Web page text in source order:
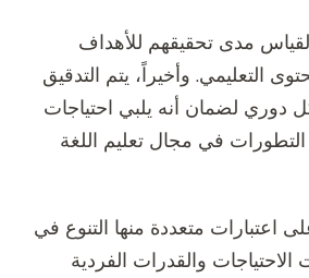
مدى تحقيقهم للأهداف
التعليمي. وأخيراً، يتم التدقيق
دوري لضمان أنه يلبي احتياجات
في مجال تعليم اللغة
اعتبارات متعددة منها التنوع في
الاحتياجات والقدرات الفردية